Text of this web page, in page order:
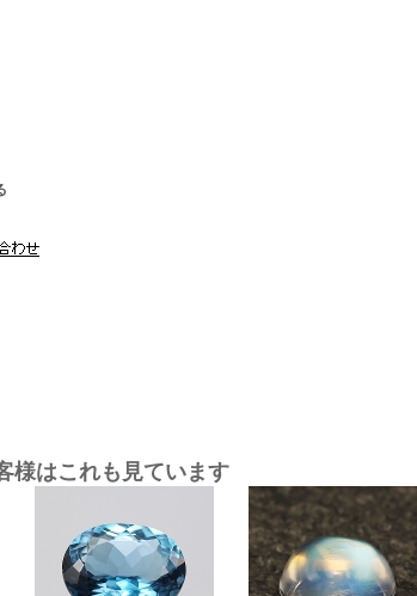
様はこれも見ています